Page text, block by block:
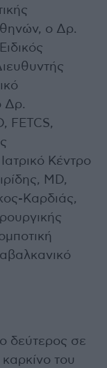
ο Δρ.
Δρ.
FETCS,
Κέντρο
MD,
Καρδιάς,
δεύτερος σε
του